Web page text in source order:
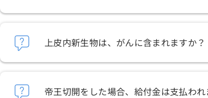
上皮内新生物は、がんに含まれますか？
帝王切開をした場合、給付金は支払われ